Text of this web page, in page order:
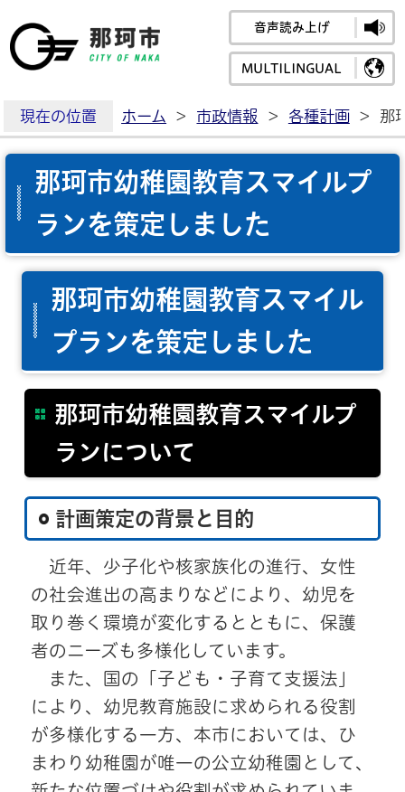
那珂市公式ホームペ
音声読み上げ
MULTILINGUAL
現在の位置 ホーム > 市政情報 > 各種計画 > 那
那珂市幼稚園教育スマイルプ
ランを策定しました
那珂市幼稚園教育スマイル
プランを策定しました
那珂市幼稚園教育スマイルプ
ランについて
計画策定の背景と目的
近年、少子化や核家族化の進行、女性
の社会進出の高まりなどにより、幼児を
取り巻く環境が変化するとともに、保護
者のニーズも多様化しています。
また、国の「子ども・子育て支援法」
により、幼児教育施設に求められる役割
が多様化する一方、本市においては、ひ
まわり幼稚園が唯一の公立幼稚園として、